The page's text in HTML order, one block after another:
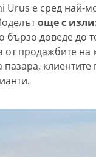
Urus е сред най-
още с
бързо доведе до
от продажбите
пазара,